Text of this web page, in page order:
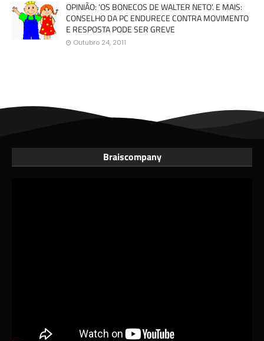
OPINIÃO: 'OS BONECOS DE WALTER NETO'. E MAIS:
CONSELHO DA PC ENDURECE CONTRA MOVIMENTO
E RESPOSTA PODE SER GREVE
Outubro 24, 2011
Braiscompany